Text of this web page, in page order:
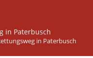
in Paterbusch
in Paterbusch